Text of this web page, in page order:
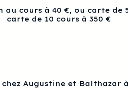
cours à 40 €, ou carte de
carte de 10 cours à 350 €
chez Augustine et Balthazar